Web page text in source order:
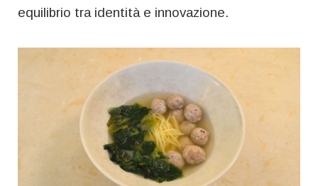
equilibrio tra identità e innovazione.